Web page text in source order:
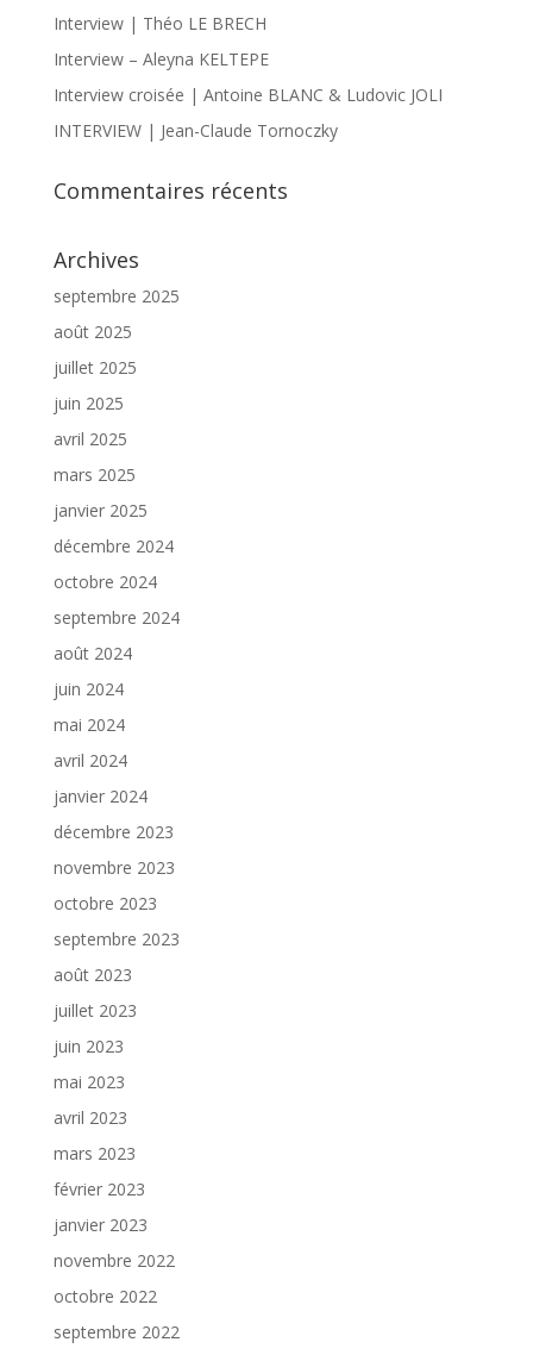
Interview | Théo LE BRECH
Interview – Aleyna KELTEPE
Interview croisée | Antoine BLANC & Ludovic JOLI
INTERVIEW | Jean-Claude Tornoczky
Commentaires récents
Archives
septembre 2025
août 2025
juillet 2025
juin 2025
avril 2025
mars 2025
janvier 2025
décembre 2024
octobre 2024
septembre 2024
août 2024
juin 2024
mai 2024
avril 2024
janvier 2024
décembre 2023
novembre 2023
octobre 2023
septembre 2023
août 2023
juillet 2023
juin 2023
mai 2023
avril 2023
mars 2023
février 2023
janvier 2023
novembre 2022
octobre 2022
septembre 2022